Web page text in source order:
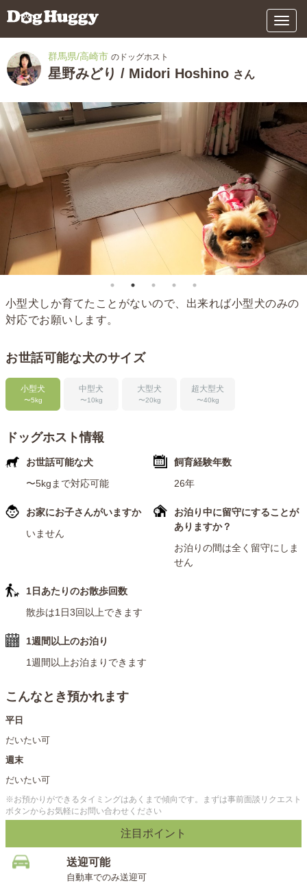
メ
ニ
群馬県/高崎市 のドッグホスト
星野みどり / Midori Hoshino さん
小型犬しか育てたことがないので、出来れば小型犬のみの
対応でお願いします。
お世話可能な犬のサイズ
小型犬
〜5kg
中型犬
〜10kg
大型犬
〜20kg
超大型犬
〜40kg
ドッグホスト情報
お世話可能な犬
〜5kgまで対応可能
飼育経験年数
26年
お家にお子さんがいますか
いません
お泊り中に留守にすることが
ありますか？
お泊りの間は全く留守にしま
せん
1日あたりのお散歩回数
散歩は1日3回以上できます
1週間以上のお泊り
1週間以上お泊まりできます
こんなとき預かれます
平日
だいたい可
週末
だいたい可
※お預かりができるタイミングはあくまで傾向です。まずは事前面談リクエスト
ボタンからお気軽にお問い合わせください
注目ポイント
送迎可能
自動車でのみ送迎可